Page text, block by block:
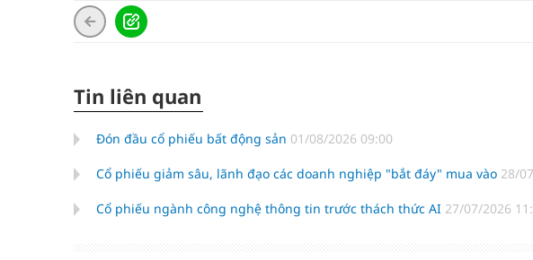
Tin liên quan
Đón đầu cổ phiếu bất động sản 01/08/2026 09:00
Cổ phiếu giảm sâu, lãnh đạo các doanh nghiệp "bắt đáy" mua vào 28/
Cổ phiếu ngành công nghệ thông tin trước thách thức AI 27/07/2026